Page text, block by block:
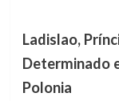
Ladislao,
Determinado
Polonia